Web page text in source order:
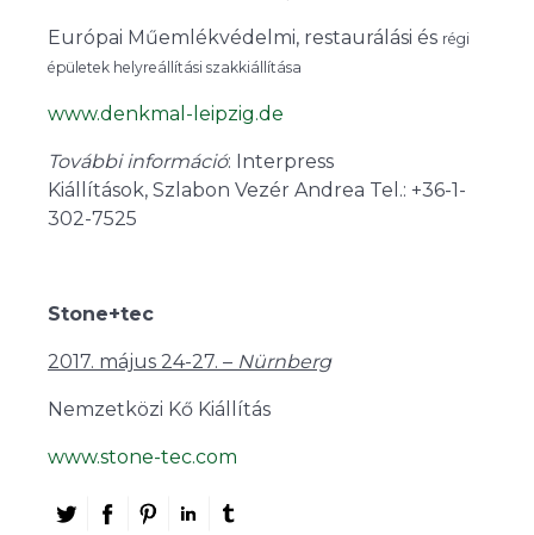
Európai Műemlékvédelmi, restaurálási és régi
épületek helyreállítási szakkiállítása
www.denkmal-leipzig.de
További információ: Interpress
Kiállítások, Szlabon Vezér Andrea Tel.: +36-1-
302-7525
Stone+tec
2017. május 24-27. – Nürnberg
Nemzetközi Kő Kiállítás
www.stone-tec.com